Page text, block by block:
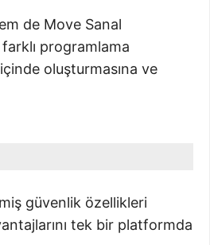
de Move Sanal
farklı programlama
oluşturmasına ve
güvenlik özellikleri
tek bir platformda